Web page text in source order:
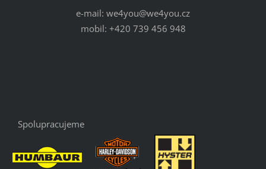
e-mail: we4you@we4you.cz
mobil: +420 739 456 948
Spolupracujeme